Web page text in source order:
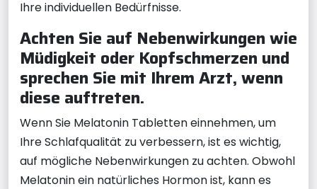
Ihre individuellen Bedürfnisse.
Achten Sie auf Nebenwirkungen wie
Müdigkeit oder Kopfschmerzen und
sprechen Sie mit Ihrem Arzt, wenn
diese auftreten.
Wenn Sie Melatonin Tabletten einnehmen, um
Ihre Schlafqualität zu verbessern, ist es wichtig,
auf mögliche Nebenwirkungen zu achten. Obwohl
Melatonin ein natürliches Hormon ist, kann es